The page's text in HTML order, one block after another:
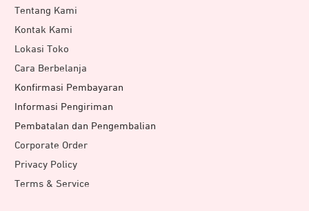
Tentang Kami
Kontak Kami
Lokasi Toko
Cara Berbelanja
Konfirmasi Pembayaran
Informasi Pengiriman
Pembatalan dan Pengembalian
Corporate Order
Privacy Policy
Terms & Service